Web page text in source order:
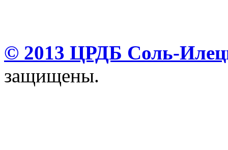
© 2013 ЦРДБ Соль-
защищены.